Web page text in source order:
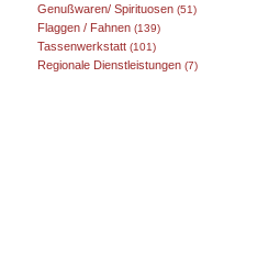
Genußwaren/ Spirituosen (51)
Flaggen / Fahnen (139)
Tassenwerkstatt (101)
Regionale Dienstleistungen (7)